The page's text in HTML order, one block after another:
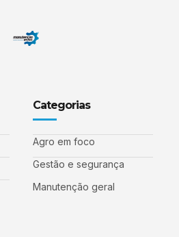
Categorias
Agro em foco
Gestão e segurança
Manutenção geral